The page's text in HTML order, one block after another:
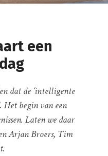
een
dat de ‘intelligente
Het begin van een
Laten we daar
Arjan Broers, Tim